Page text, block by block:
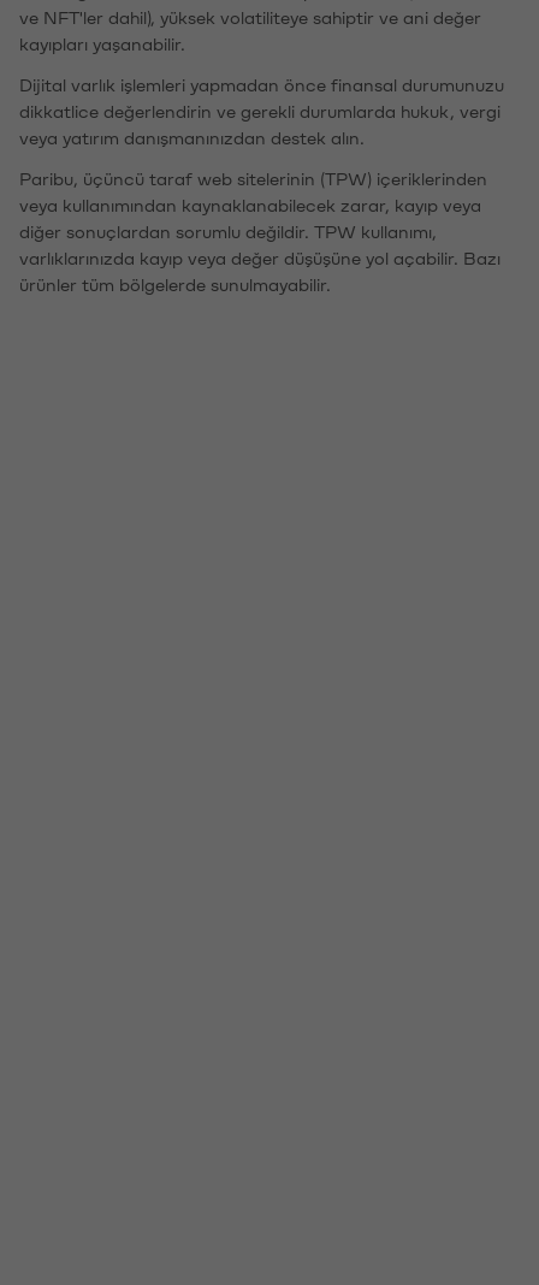
ve NFT'ler dahil), yüksek volatiliteye sahiptir ve ani değer
kayıpları yaşanabilir.
Dijital varlık işlemleri yapmadan önce finansal durumunuzu
dikkatlice değerlendirin ve gerekli durumlarda hukuk, vergi
veya yatırım danışmanınızdan destek alın.
Paribu, üçüncü taraf web sitelerinin (TPW) içeriklerinden
veya kullanımından kaynaklanabilecek zarar, kayıp veya
diğer sonuçlardan sorumlu değildir. TPW kullanımı,
varlıklarınızda kayıp veya değer düşüşüne yol açabilir. Bazı
ürünler tüm bölgelerde sunulmayabilir.